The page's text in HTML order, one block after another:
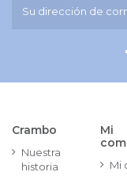
Crambo
Nuestra
historia
Mi
Mi